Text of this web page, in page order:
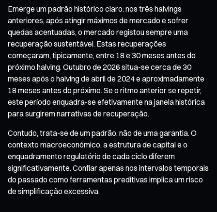
Emerge um padrão histórico claro: nos três halvings
anteriores, após atingir máximos de mercado e sofrer
quedas acentuadas, o mercado registou sempre uma
recuperação sustentável. Estas recuperações
começaram, tipicamente, entre 18 e 30 meses antes do
próximo halving. Outubro de 2026 situa-se cerca de 30
meses após o halving de abril de 2024 e aproximadamente
18 meses antes do próximo. Se o ritmo anterior se repetir,
este período enquadra-se efetivamente na janela histórica
para surgirem narrativas de recuperação.
Contudo, trata-se de um padrão, não de uma garantia. O
contexto macroeconómico, a estrutura de capital e o
enquadramento regulatório de cada ciclo diferem
significativamente. Confiar apenas nos intervalos temporais
do passado como ferramentas preditivas implica um risco
de simplificação excessiva.